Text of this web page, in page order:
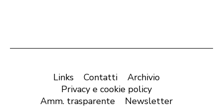
Links Contatti
Archivio
Privacy e cookie policy
Amm. trasparente
Newsletter